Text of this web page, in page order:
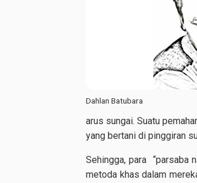
Dahlan Batubara
arus sungai. Suatu
yang bertani di pinggiran
Sehingga, para “parsaba
metoda khas dalam